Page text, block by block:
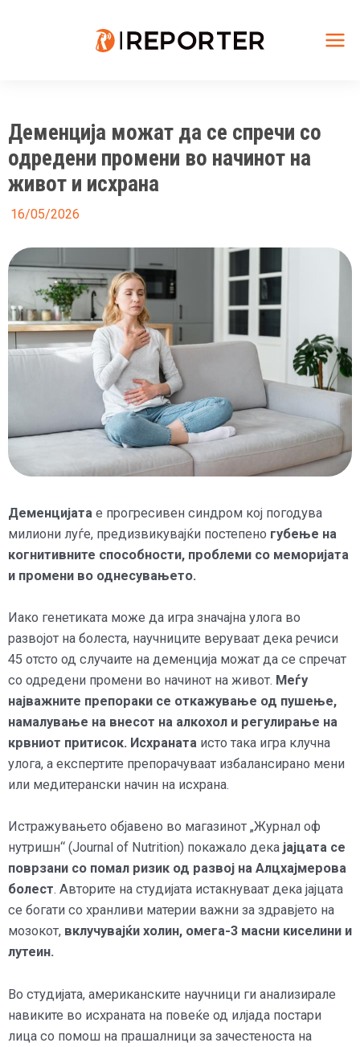
Деменција можат да се спречи со
одредени промени во начинот на
живот и исхрана
16/05/2026
Деменцијата е прогресивен синдром кој погодува
милиони луѓе, предизвикувајќи постепено губење на
когнитивните способности, проблеми со меморијата
и промени во однесувањето.
Иако генетиката може да игра значајна улога во
развојот на болеста, научниците веруваат дека речиси
45 отсто од случаите на деменција можат да се спречат
со одредени промени во начинот на живот. Меѓу
најважните препораки се откажување од пушење,
намалување на внесот на алкохол и регулирање на
крвниот притисок. Исхраната исто така игра клучна
улога, а експертите препорачуваат избалансирано мени
или медитерански начин на исхрана.
Истражувањето објавено во магазинот „Журнал оф
нутришн“ (Journal of Nutrition) покажало дека јајцата се
поврзани со помал ризик од развој на Алцхајмерова
болест. Авторите на студијата истакнуваат дека јајцата
се богати со хранливи материи важни за здравјето на
мозокот, вклучувајќи холин, омега-3 масни киселини и
лутеин.
Во студијата, американските научници ги анализирале
навиките во исхраната на повеќе од илјада постари
лица со помош на прашалници за зачестеноста на